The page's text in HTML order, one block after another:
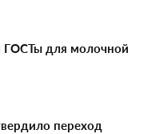
ГОСТы для молочной
переход